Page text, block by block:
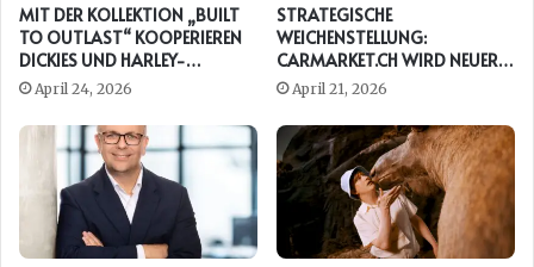
MIT DER KOLLEKTION „BUILT
TO OUTLAST“ KOOPERIEREN
DICKIES UND HARLEY-
DAVIDSON ERNEUT
April 24, 2026
STRATEGISCHE
WEICHENSTELLUNG:
CARMARKET.CH WIRD NEUER
PRESENTING PARTNER DER
AUTO ZÜRICH
April 21, 2026